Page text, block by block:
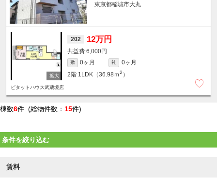
東京都稲城市大丸
202 12万円
6,000円
敷 0ヶ月 礼
0ヶ月
2階 1LDK（36.98ｍ2 ）
ピタットハウス武蔵境店
棟数6件 (総物件数： 15件)
条件を絞り込む
賃料